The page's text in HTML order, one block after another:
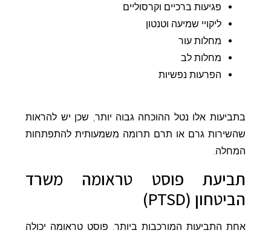
פגיעות ברכיים וקרסוליים
ליקויי שמיעה וטנטון
מחלות עור
מחלות לב
הפרעות נפשיות
בתביעות אלו נטל ההוכחה גבוה יותר, שכן יש להראות
שהשירות גרם או תרם תרומה משמעותית להתפתחות
המחלה.
תביעת פוסט טראומה משרד
הביטחון (PTSD)
אחת התביעות המורכבות ביותר. פוסט טראומה יכולה